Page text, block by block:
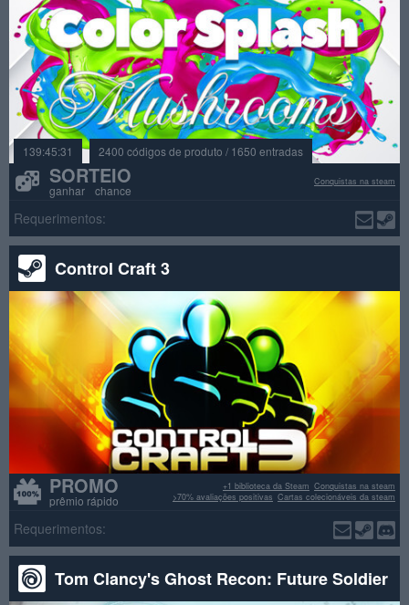
139:45:29 2400 códigos de produto / 1650 entradas
SORTEIO
ganhar chance
Conquistas na steam
Requerimentos:
Control Craft 3
PROMO
prêmio rápido
Conquistas na steam
+1 biblioteca da Steam
Cartas colecionáveis da steam
>70% avaliações positivas
Requerimentos:
Tom Clancy's Ghost Recon: Future Soldier